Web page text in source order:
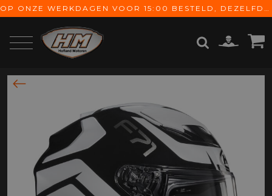
OP ONZE WERKDAGEN VOOR 15:00 BESTELD, DEZELFDE DAG VERZONDEN! GRATIS VERZENDING VANAF € 65,-